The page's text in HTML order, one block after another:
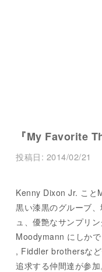
『My Favorite
投稿日: 2014/02/21
Kenny Dixon Jr. こ
黒い漆黒のグルーブ
ュ、優艶なサンプリ
Moodymann にしか
, Fiddler brothersなど
追求する仲間達が参